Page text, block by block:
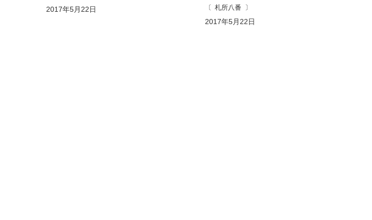
2017年5月22日
2017年5月22日
札所八番